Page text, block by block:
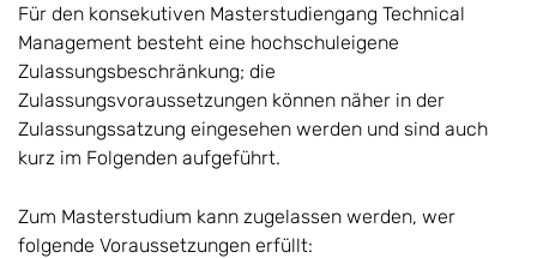
Für den konsekutiven Masterstudiengang Technical
Management besteht eine hochschuleigene
Zulassungsbeschränkung; die
Zulassungsvoraussetzungen können näher in der
Zulassungssatzung eingesehen werden und sind auch
kurz im Folgenden aufgeführt.
Zum Masterstudium kann zugelassen werden, wer
folgende Voraussetzungen erfüllt: